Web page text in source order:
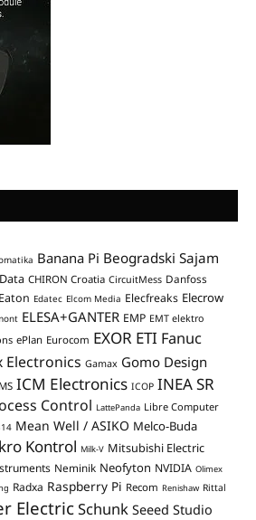
Banana Pi Beogradski Sajam
CHIRON Croatia CircuitMess Danfoss
Eaton Edatec Elcom Media Elecfreaks Elecrow
ELESA+GANTER EMP EMT elektro
ePlan Eurocom EXOR ETI Fanuc
Electronics Gamax Gomo Design
ICM Electronics ICOP INEA SR
Control LattePanda Libre Computer
Mean Well / ASIKO Melco-Buda
Kontrol Milk-V Mitsubishi Electric
Neminik Neofyton NVIDIA Olimex
Radxa Raspberry Pi Recom Renishaw Rittal
ElectricSchunk Seeed Studio